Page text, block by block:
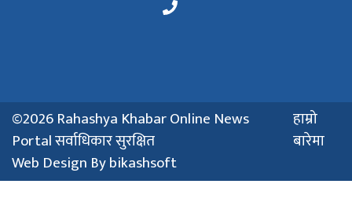
©2026 Rahashya Khabar Online News
Portal सर्वाधिकार सुरक्षित
हाम्रो
बारेमा
Web Design Bybikashsoft